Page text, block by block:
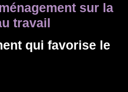
sur la
travail
qui favorise le